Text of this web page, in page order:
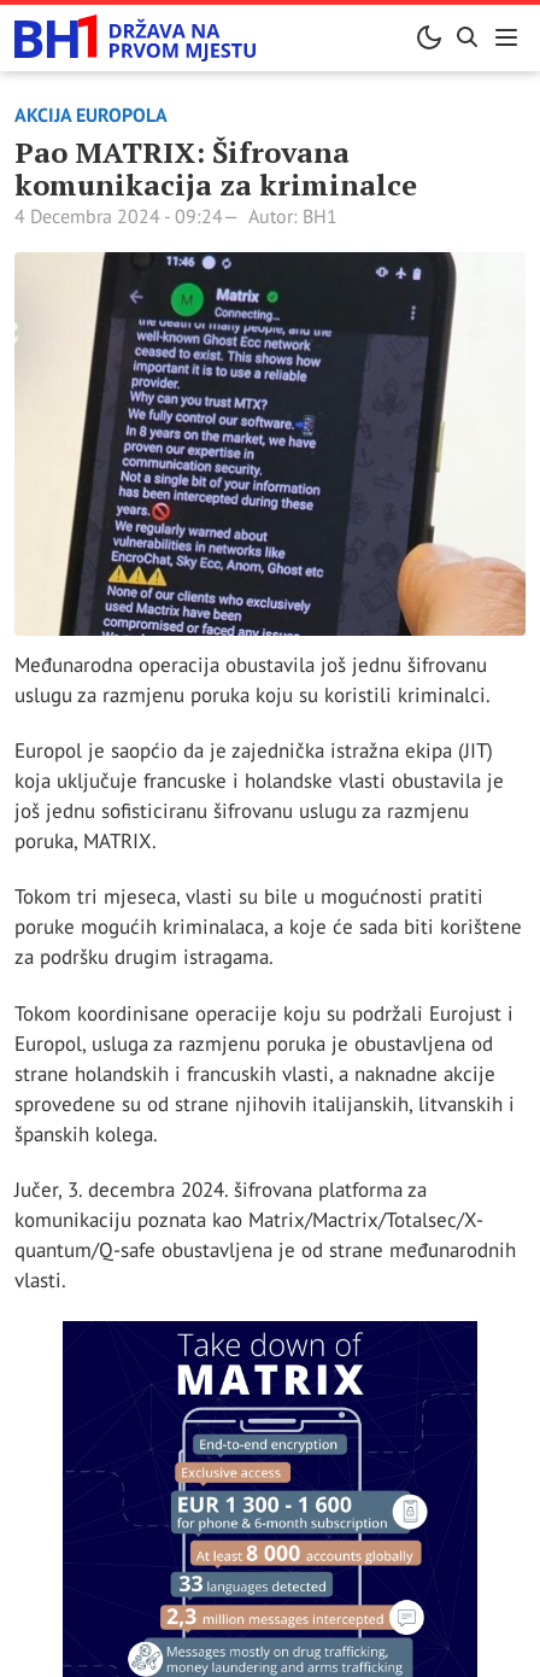
AKCIJA EUROPOLA
Pao MATRIX: Šifrovana
komunikacija za kriminalce
4 Decembra 2024 - 09:24 Autor: BH1
Međunarodna operacija obustavila još jednu šifrovanu
uslugu za razmjenu poruka koju su koristili kriminalci.
Europol je saopćio da je zajednička istražna ekipa (JIT)
koja uključuje francuske i holandske vlasti obustavila je
još jednu sofisticiranu šifrovanu uslugu za razmjenu
poruka, MATRIX.
Tokom tri mjeseca, vlasti su bile u mogućnosti pratiti
poruke mogućih kriminalaca, a koje će sada biti korištene
za podršku drugim istragama.
Tokom koordinisane operacije koju su podržali Eurojust i
Europol, usluga za razmjenu poruka je obustavljena od
strane holandskih i francuskih vlasti, a naknadne akcije
sprovedene su od strane njihovih italijanskih, litvanskih i
španskih kolega.
Jučer, 3. decembra 2024. šifrovana platforma za
komunikaciju poznata kao Matrix/Mactrix/Totalsec/X-
quantum/Q-safe obustavljena je od strane međunarodnih
vlasti.